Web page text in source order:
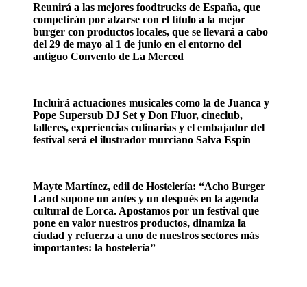
Reunirá a las mejores foodtrucks de España, que
competirán por alzarse con el título a la mejor
burger con productos locales, que se llevará a cabo
del 29 de mayo al 1 de junio en el entorno del
antiguo Convento de La Merced
Incluirá actuaciones musicales como la de Juanca y
Pope Supersub DJ Set y Don Fluor, cineclub,
talleres, experiencias culinarias y el embajador del
festival será el ilustrador murciano Salva Espín
Mayte Martínez, edil de Hostelería: “Acho Burger
Land supone un antes y un después en la agenda
cultural de Lorca. Apostamos por un festival que
pone en valor nuestros productos, dinamiza la
ciudad y refuerza a uno de nuestros sectores más
importantes: la hostelería”